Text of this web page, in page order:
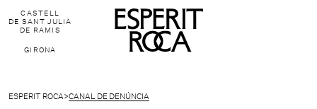
CASTELL
DE SANT JULIÀ
DE RAMIS
GIRONA
ESPERIT ROCA>CANAL DE DENÚNCIA